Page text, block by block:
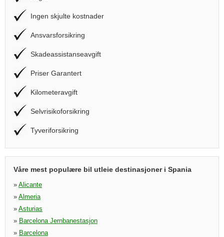
Ingen skjulte kostnader
Ansvarsforsikring
Skadeassistanseavgift
Priser Garantert
Kilometeravgift
Selvrisikoforsikring
Tyveriforsikring
Våre mest populære bil utleie destinasjoner i Spania
» Alicante
» Almeria
» Asturias
» Barcelona Jernbanestasjon
» Barcelona